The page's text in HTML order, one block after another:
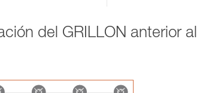
del GRILLON anterior al